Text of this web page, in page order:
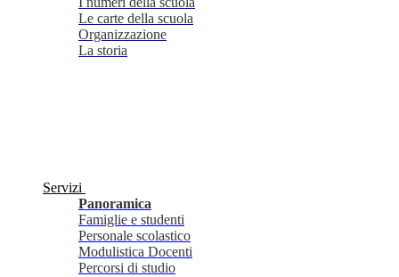
Le carte della scuola
Organizzazione
La storia
Servizi
Panoramica
Famiglie e studenti
Personale scolastico
Modulistica Docenti
Percorsi di studio